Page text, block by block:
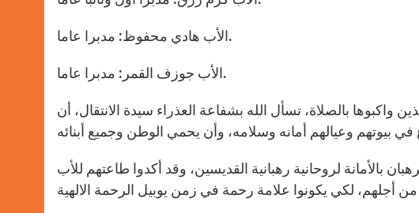
الأب هادي محفوظ: مدبرا عاما.
الأب جوزف القمر: مدبرا عاما.
واكبوها بالصلاة، تسأل الله بشفاعة العذراء سيدة الانتقال، أن
بالأمانة لروحانية رهبانية القديسين، وقد أكدوا طاعتهم للأب